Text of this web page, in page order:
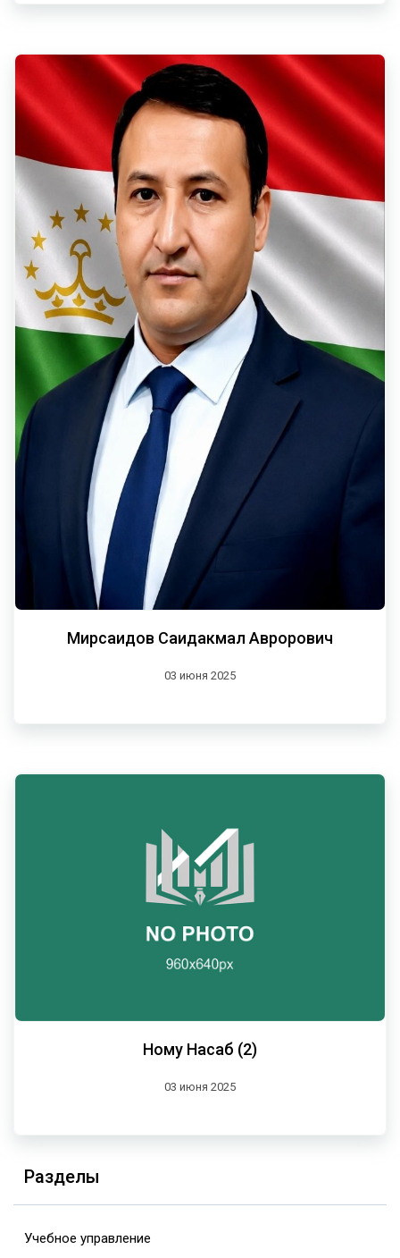
Мирсаидов Саидакмал Аврорович
03 июня 2025
Ному Насаб (2)
03 июня 2025
Разделы
Учебное управление